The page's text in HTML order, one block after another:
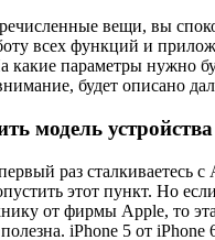
вещи, вы
всех функций и
какие параметры нужно
будет описано
модель устройства
раз сталкиваетесь с
этот пункт. Но
от фирмы Apple, то
iPhone 5 от iPhone